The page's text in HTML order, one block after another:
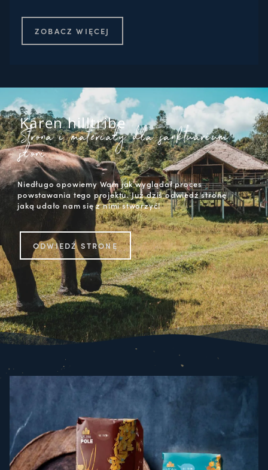
ZOBACZ WIĘCEJ
Karen hilltribe
Strona i materiały dla sanktuarium
słoni
Niedługo opowiemy Wam jak wyglądał proces
powstawania tego projektu. Już dziś odwiedź stronę
jaką udało nam się z nimi stworzyć!
ODWIEDŹ STRONĘ